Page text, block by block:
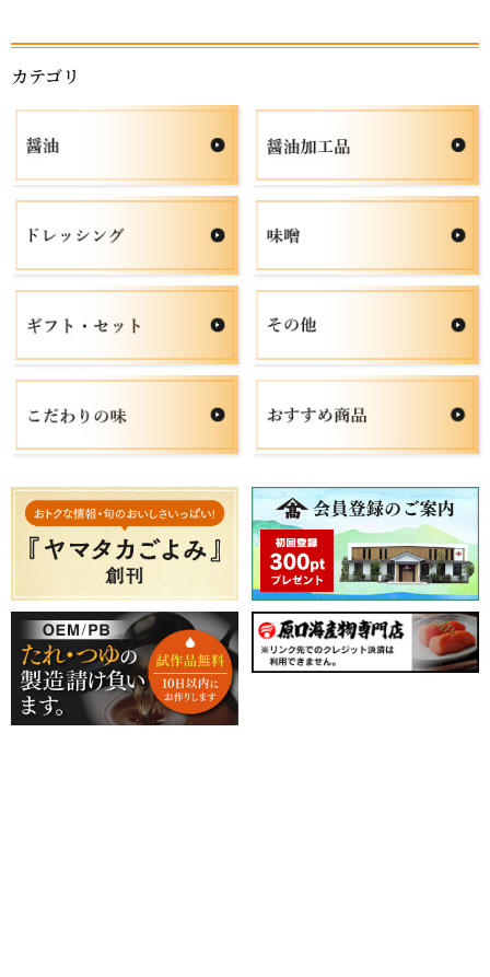
カテゴリ
お買い物を続ける カートへ進む